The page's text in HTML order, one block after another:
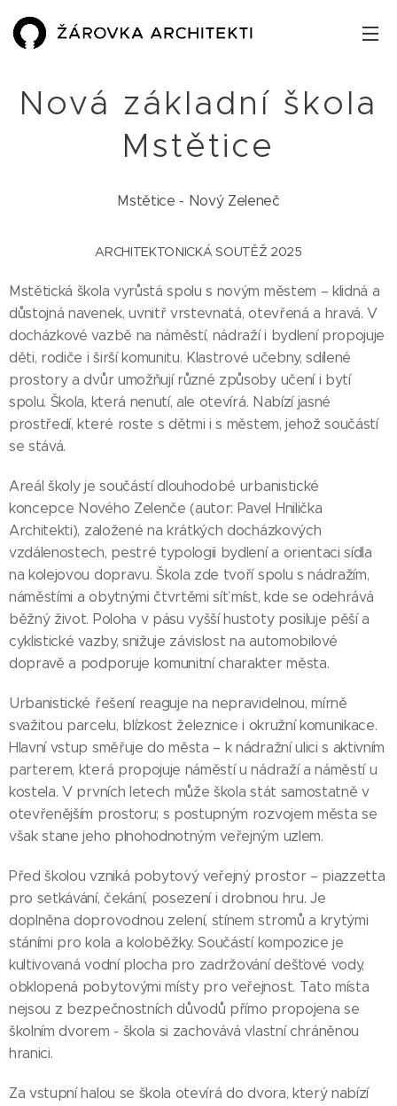
Nová základní škola
Mstětice
Mstětice - Nový Zeleneč
ARCHITEKTONICKÁ SOUTĚŽ 2025
Mstětická škola vyrůstá spolu s novým městem – klidná a
důstojná navenek, uvnitř vrstevnatá, otevřená a hravá. V
docházkové vazbě na náměstí, nádraží i bydlení propojuje
děti, rodiče i širší komunitu. Klastrové učebny, sdílené
prostory a dvůr umožňují různé způsoby učení i bytí
spolu. Škola, která nenutí, ale otevírá. Nabízí jasné
prostředí, které roste s dětmi i s městem, jehož součástí
se stává.
Areál školy je součástí dlouhodobé urbanistické
koncepce Nového Zelenče (autor: Pavel Hnilička
Architekti), založené na krátkých docházkových
vzdálenostech, pestré typologii bydlení a orientaci sídla
na kolejovou dopravu. Škola zde tvoří spolu s nádražím,
náměstími a obytnými čtvrtěmi síť míst, kde se odehrává
běžný život. Poloha v pásu vyšší hustoty posiluje pěší a
cyklistické vazby, snižuje závislost na automobilové
dopravě a podporuje komunitní charakter města.
Urbanistické řešení reaguje na nepravidelnou, mírně
svažitou parcelu, blízkost železnice i okružní komunikace.
Hlavní vstup směřuje do města – k nádražní ulici s aktivním
parterem, která propojuje náměstí u nádraží a náměstí u
kostela. V prvních letech může škola stát samostatně v
otevřenějším prostoru; s postupným rozvojem města se
však stane jeho plnohodnotným veřejným uzlem.
Před školou vzniká pobytový veřejný prostor – piazzetta
pro setkávání, čekání, posezení i drobnou hru. Je
doplněna doprovodnou zelení, stínem stromů a krytými
stáními pro kola a koloběžky. Součástí kompozice je
kultivovaná vodní plocha pro zadržování dešťové vody,
obklopená pobytovými místy pro veřejnost. Tato místa
nejsou z bezpečnostních důvodů přímo propojena se
školním dvorem - škola si zachovává vlastní chráněnou
hranici.
Za vstupní halou se škola otevírá do dvora, který nabízí